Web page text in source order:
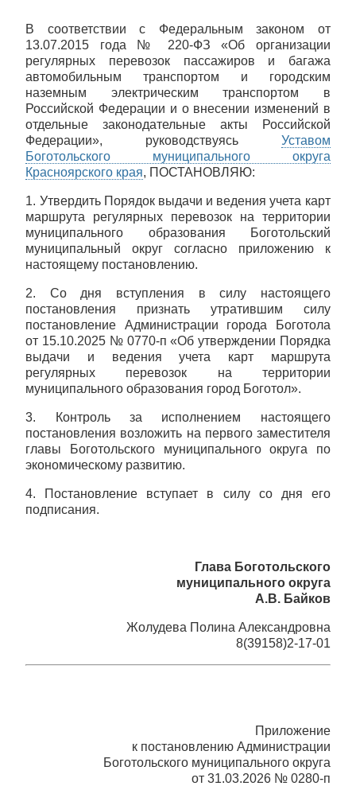
В соответствии с Федеральным законом от
13.07.2015 года № 220-ФЗ «Об организации
регулярных перевозок пассажиров и багажа
автомобильным транспортом и городским
наземным электрическим транспортом в
Российской Федерации и о внесении изменений в
отдельные законодательные акты Российской
Федерации», руководствуясь Уставом
Боготольского муниципального округа
Красноярского края, ПОСТАНОВЛЯЮ:
1. Утвердить Порядок выдачи и ведения учета карт
маршрута регулярных перевозок на территории
муниципального образования Боготольский
муниципальный округ согласно приложению к
настоящему постановлению.
2. Со дня вступления в силу настоящего
постановления признать утратившим силу
постановление Администрации города Боготола
от 15.10.2025 № 0770-п «Об утверждении Порядка
выдачи и ведения учета карт маршрута
регулярных перевозок на территории
муниципального образования город Боготол».
3. Контроль за исполнением настоящего
постановления возложить на первого заместителя
главы Боготольского муниципального округа по
экономическому развитию.
4. Постановление вступает в силу со дня его
подписания.
Глава Боготольского
муниципального округа
А.В. Байков
Жолудева Полина Александровна
8(39158)2-17-01
Приложение
к постановлению Администрации
Боготольского муниципального округа
от 31.03.2026 № 0280-п